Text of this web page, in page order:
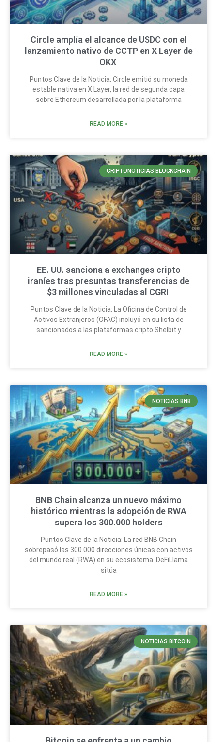
Circle amplía el alcance de USDC con el
lanzamiento nativo de CCTP en X Layer de
OKX
Puntos Clave de la Noticia: Circle emitió su moneda
estable nativa en X Layer, la red de segunda capa
sobre Ethereum desarrollada por la plataforma
READ MORE »
CRIPTONOTICIAS BLOCKCHAIN
EE. UU. sanciona a exchanges cripto
iraníes tras presuntas transferencias de
$3 millones vinculadas al CGRI
Puntos Clave de la Noticia: La Oficina de Control de
Activos Extranjeros (OFAC) incluyó en su lista de
sancionados a las plataformas cripto Shelbit y
READ MORE »
NOTICIAS BNB
BNB Chain alcanza un nuevo máximo
histórico mientras la adopción de RWA
supera los 300.000 holders
Puntos Clave de la Noticia: La red BNB Chain
sobrepasó las 300.000 direcciones únicas con activos
del mundo real (RWA) en su ecosistema. DeFiLlama
sitúa
READ MORE »
NOTICIAS BITCOIN